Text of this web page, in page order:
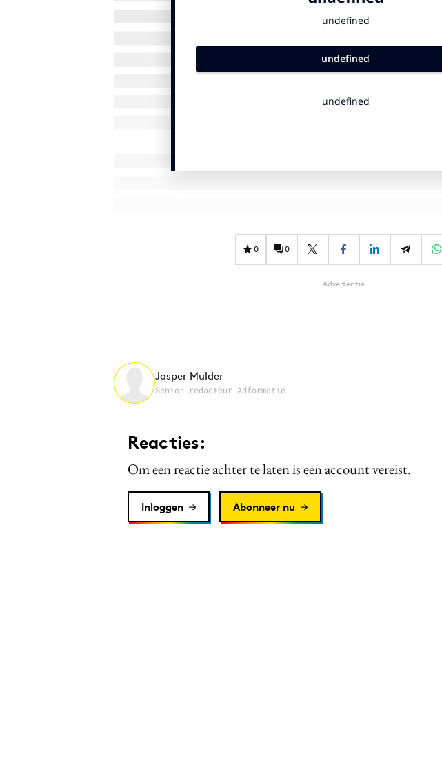
0 0
Advertentie
Jasper Mulder
Senior redacteur Adformatie
Reacties:
Om een reactie achter te laten is een account vereist.
Inloggen Abonneer nu